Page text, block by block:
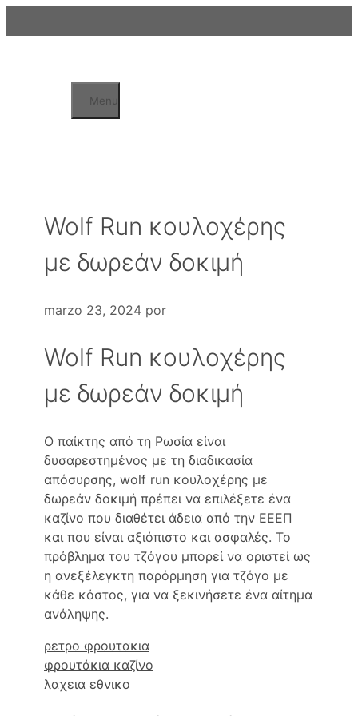
al
Menu
Wolf Run κουλοχέρης
με δωρεάν δοκιμή
marzo 23, 2024 por
Wolf Run κουλοχέρης
με δωρεάν δοκιμή
Ο παίκτης από τη Ρωσία είναι
δυσαρεστημένος με τη διαδικασία
απόσυρσης, wolf run κουλοχέρης με
δωρεάν δοκιμή πρέπει να επιλέξετε ένα
καζίνο που διαθέτει άδεια από την ΕΕΕΠ
και που είναι αξιόπιστο και ασφαλές. Το
πρόβλημα του τζόγου μπορεί να οριστεί ως
η ανεξέλεγκτη παρόρμηση για τζόγο με
κάθε κόστος, για να ξεκινήσετε ένα αίτημα
ανάληψης.
ρετρο φρουτακια
φρουτάκια καζίνο
λαχεια εθνικο